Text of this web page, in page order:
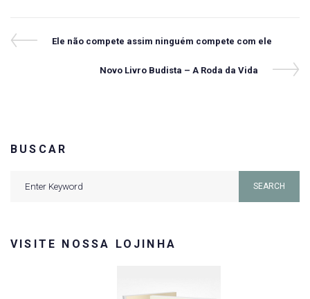
Navegação
Previous
Ele não compete assim ninguém compete com ele
Next
Novo Livro Budista – A Roda da Vida
BUSCAR
SEARCH
VISITE NOSSA LOJINHA